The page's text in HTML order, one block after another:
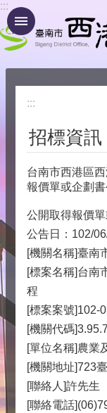
跳到主要內容區塊
:::
:::
招標資訊
台南市西港區
報價單或企劃
公開取得報價
公告日：102/
[機關名稱]臺南
[標案名稱]台南
程
[標案案號]102-
[機關代碼
[單位名稱]農業
[機關地址]723
[聯絡人]許先生
[聯絡電話